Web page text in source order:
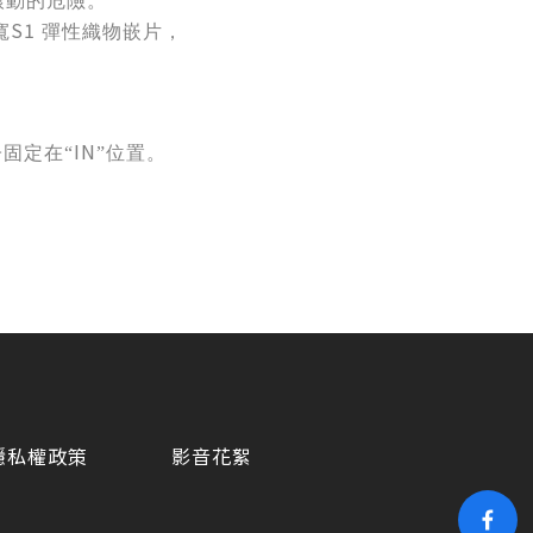
S1彈性織物嵌片，
定在“IN”位置。
私權政策 影音花絮